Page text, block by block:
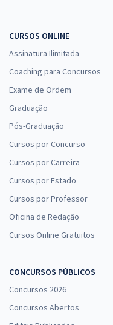
CURSOS ONLINE
Assinatura Ilimitada
Coaching para Concursos
Exame de Ordem
Graduação
Pós-Graduação
Cursos por Concurso
Cursos por Carreira
Cursos por Estado
Cursos por Professor
Oficina de Redação
Cursos Online Gratuitos
CONCURSOS PÚBLICOS
Concursos 2026
Concursos Abertos